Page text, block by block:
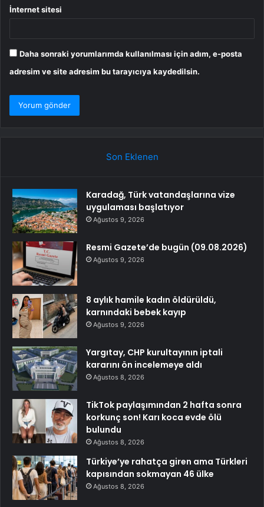
İnternet sitesi
Daha sonraki yorumlarımda kullanılması için adım, e-posta
adresim ve site adresim bu tarayıcıya kaydedilsin.
Son Eklenen
Karadağ, Türk vatandaşlarına vize
uygulaması başlatıyor
Ağustos 9, 2026
Resmi Gazete’de bugün (09.08.2026)
Ağustos 9, 2026
8 aylık hamile kadın öldürüldü,
karnındaki bebek kayıp
Ağustos 9, 2026
Yargıtay, CHP kurultayının iptali
kararını ön incelemeye aldı
Ağustos 8, 2026
TikTok paylaşımından 2 hafta sonra
korkunç son! Karı koca evde ölü
bulundu
Ağustos 8, 2026
Türkiye’ye rahatça giren ama Türkleri
kapısından sokmayan 46 ülke
Ağustos 8, 2026